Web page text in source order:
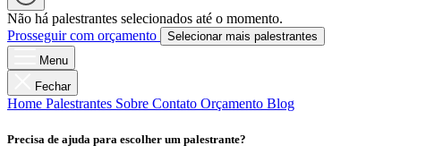
Não há palestrantes selecionados até o momento.
Prosseguir com orçamento
Selecionar mais palestrantes
Menu
Fechar
Home Palestrantes Sobre Contato Orçamento Blog
Precisa de ajuda para escolher um palestrante?